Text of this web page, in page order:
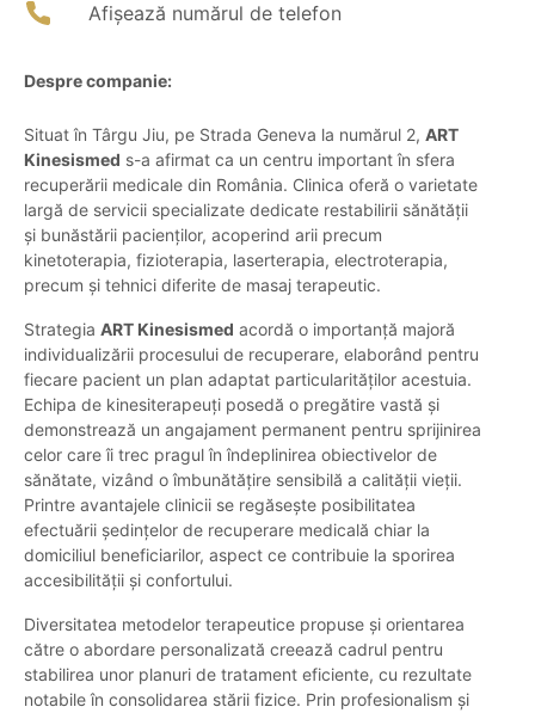
Afișează numărul de telefon
Despre companie:
Situat în Târgu Jiu, pe Strada Geneva la numărul 2, ART
Kinesismed s-a afirmat ca un centru important în sfera
recuperării medicale din România. Clinica oferă o varietate
largă de servicii specializate dedicate restabilirii sănătății
și bunăstării pacienților, acoperind arii precum
kinetoterapia, fizioterapia, laserterapia, electroterapia,
precum și tehnici diferite de masaj terapeutic.
Strategia ART Kinesismed acordă o importanță majoră
individualizării procesului de recuperare, elaborând pentru
fiecare pacient un plan adaptat particularităților acestuia.
Echipa de kinesiterapeuți posedă o pregătire vastă și
demonstrează un angajament permanent pentru sprijinirea
celor care îi trec pragul în îndeplinirea obiectivelor de
sănătate, vizând o îmbunătățire sensibilă a calității vieții.
Printre avantajele clinicii se regăsește posibilitatea
efectuării ședințelor de recuperare medicală chiar la
domiciliul beneficiarilor, aspect ce contribuie la sporirea
accesibilității și confortului.
Diversitatea metodelor terapeutice propuse și orientarea
către o abordare personalizată creează cadrul pentru
stabilirea unor planuri de tratament eficiente, cu rezultate
notabile în consolidarea stării fizice. Prin profesionalism și